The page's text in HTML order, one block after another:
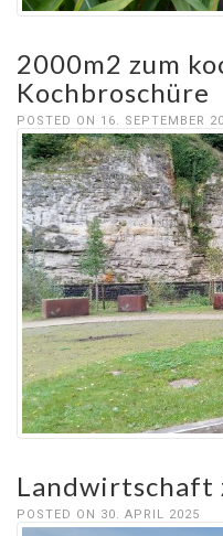
2000m2 zum
Kochbroschüre
POSTED ON 16. SEPTEMBER
Landwirtschaft
POSTED ON 30. APRIL 2025